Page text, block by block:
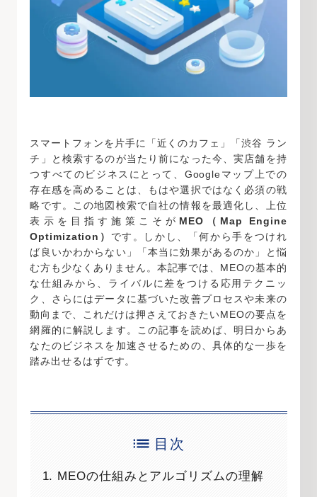
スマートフォンを片手に「近くのカフェ」「渋谷 ラン
チ」と検索するのが当たり前になった今、実店舗を持
つすべてのビジネスにとって、Googleマップ上での
存在感を高めることは、もはや選択ではなく必須の戦
略です。この地図検索で自社の情報を最適化し、上位
表示を目指す施策こそが MEO（Map Engine
Optimization） です。しかし、「何から手をつけれ
ば良いかわからない」「本当に効果があるのか」と悩
む方も少なくありません。本記事では、MEOの基本的
な仕組みから、ライバルに差をつける応用テクニッ
ク、さらにはデータに基づいた改善プロセスや未来の
動向まで、これだけは押さえておきたいMEOの要点を
網羅的に解説します。この記事を読めば、明日からあ
なたのビジネスを加速させるための、具体的な一歩を
踏み出せるはずです。
目次
1. MEOの仕組みとアルゴリズムの理解